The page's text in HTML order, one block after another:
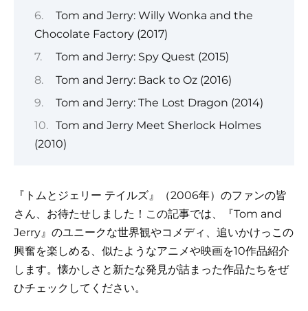
Tom and Jerry: Willy Wonka and the
Chocolate Factory (2017)
Tom and Jerry: Spy Quest (2015)
Tom and Jerry: Back to Oz (2016)
Tom and Jerry: The Lost Dragon (2014)
Tom and Jerry Meet Sherlock Holmes
(2010)
『トムとジェリー テイルズ』（2006年）のファンの皆
さん、お待たせしました！この記事では、『Tom and
Jerry』のユニークな世界観やコメディ、追いかけっこの
興奮を楽しめる、似たようなアニメや映画を10作品紹介
します。懐かしさと新たな発見が詰まった作品たちをぜ
ひチェックしてください。